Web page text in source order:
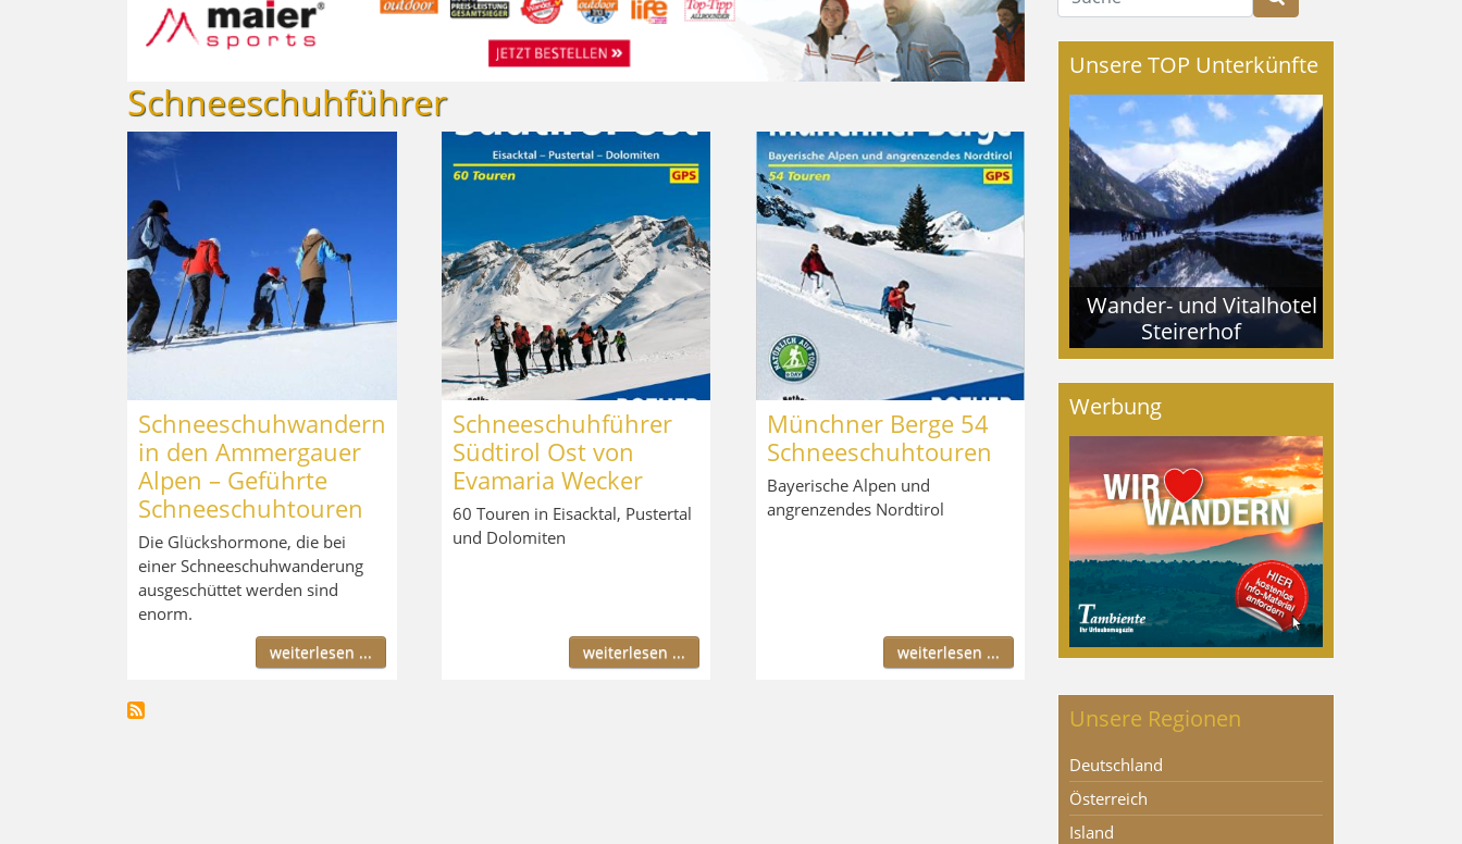
Schneeschuhführer
Schneeschuhwandern
in den Ammergauer
Alpen – Geführte
Schneeschuhtouren
Die Glückshormone, die bei
einer Schneeschuhwanderung
ausgeschüttet werden sind
enorm.
weiterlesen ...
Schneeschuhführer
Südtirol Ost von
Evamaria Wecker
60 Touren in Eisacktal, Pustertal
und Dolomiten
weiterlesen ...
Münchner Berge 54
Schneeschuhtouren
Bayerische Alpen und
angrenzendes Nordtirol
weiterlesen ...
Unsere TOP Unterkünfte
Wander- und Vitalhotel
Steirerhof
Werbung
Unsere Regionen
Deutschland
Österreich
Island